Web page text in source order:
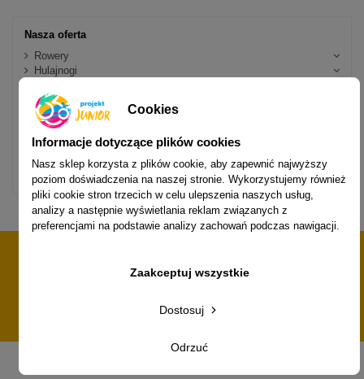
Nasza oferta
Rowery
Hulajnogi
Jeździki i Pojazdy
Skating
Turystyka i rozrywka
Bezpieczeństwo
Sprzęt zimowy
Back to School - powrót do szkoły
@projektjunior
Cookies
Informacje dotyczące plików cookies
Nasz sklep korzysta z plików cookie, aby zapewnić najwyższy
poziom doświadczenia na naszej stronie. Wykorzystujemy również
pliki cookie stron trzecich w celu ulepszenia naszych usług,
analizy a następnie wyświetlania reklam związanych z
preferencjami na podstawie analizy zachowań podczas nawigacji.
Odrzuć
Dostosuj
Zaakceptuj wszystkie